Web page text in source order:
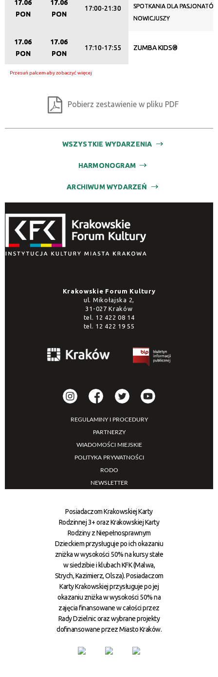
17.06
PON
17.06
PON
17:00-21:30
SPOTKANIA DLA
NOWICJUSZY
17.06
PON
17.06
PON
17:10-17:55 ZUMBA KIDS®
Pobierz zestawienie w pliku PDF
WSZYSTKIE WYDARZENIA
HARMONOGRAM
ARCHIWUM WYDARZEŃ
Krakowskie Forum Kultury
ul. Mikołajska 2,
31-027 Kraków
tel. 12 422 08 14
tel. 12 422 19 55
REGULAMINY I PROCEDURY
PARTNERZY
WIADOMOŚCI MIEJSKIE
POLITYKA PRYWATNOŚCI
RODO
NEWSLETTER
Posiadaczom Krakowskiej Karty
Rodzinnej 3+ oraz Krakowskiej Karty
Rodziny z Niepełnosprawnym
Dzieckiem przysługuje po ich okazaniu
zniżka w wysokości 50% na kursy stałe
w siedzibie i klubach KFK (Malwa,
Strych, Kazimierz, Olsza). Posiadaczom
Karty Krakowskiej przysługuje po jej
okazaniu zniżka w wysokości 50% na
zajęcia finansowane w całości przez
Rady Dzielnic oraz wybrane projekty
dofinansowane przez Miasto Kraków.